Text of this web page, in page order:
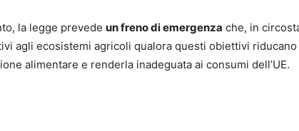
la legge prevede un freno di emergenza che, in
agli ecosistemi agricoli qualora questi obiettivi
alimentare e renderla inadeguata ai consumi dell’UE.